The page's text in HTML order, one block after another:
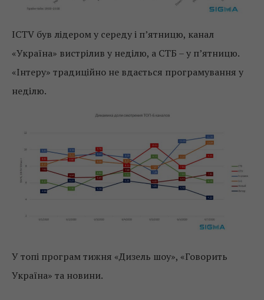
ICTV був лідером у середу і п’ятницю, канал
«Україна» вистрілив у неділю, а СТБ – у п’ятницю.
«Інтеру» традиційно не вдається програмування у
неділю.
У топі програм тижня «Дизель шоу», «Говорить
Україна» та новини.